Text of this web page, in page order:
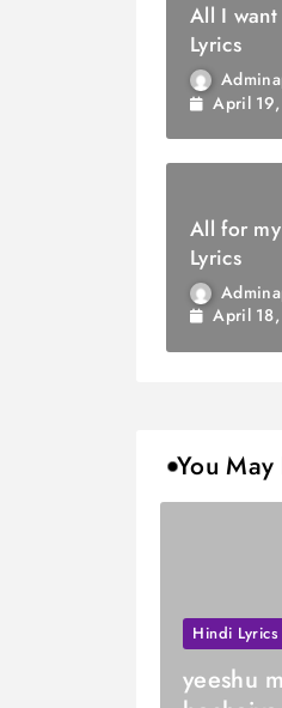
All I
Lyrics
April
All for
Lyrics
April
You
Hindi Lyrics
yeeshu